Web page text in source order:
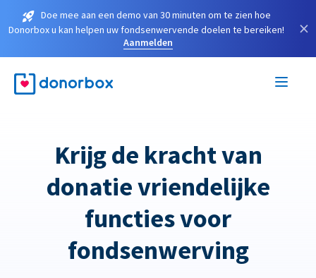
Doe mee aan een demo van 30 minuten om te zien hoe
Donorbox u kan helpen uw fondsenwervende doelen te bereiken!
Aanmelden
×
Krijg de kracht van
donatie vriendelijke
functies voor
fondsenwerving